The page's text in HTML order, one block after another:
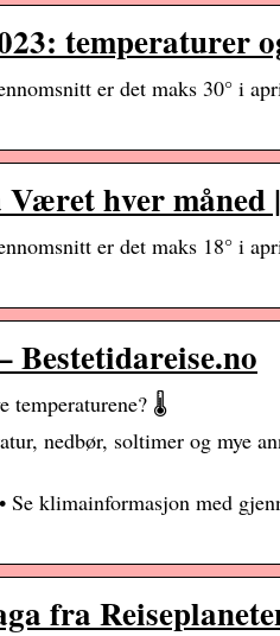
temperaturer
er det maks 30° i
hver måned
er det maks 18° i
temperaturene? 🌡️
nedbør, soltimer og mye
klimainformasjon med
fra